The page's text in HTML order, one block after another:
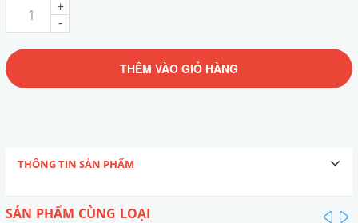
-
+
THÊM VÀO GIỎ HÀNG
THÔNG TIN SẢN PHẨM
SẢN PHẨM CÙNG LOẠI